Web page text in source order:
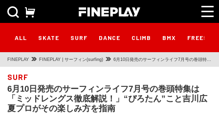
ALL SKATE SURF DANCE CLIMB BMX
FINEPLAY FINEPLAY | サーフィン(surfing) 6月10日発売のサーフィンライフ7月号の巻頭特集
吉川広夏プロがその楽しみ方を指南
SURF
6月10日発売のサーフィンライフ7月号の巻頭特集は
「ミッドレングス徹底解説！」“ぴろたん”こと吉川広
夏プロがその楽しみ方を指南